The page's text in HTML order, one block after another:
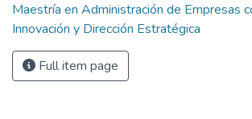
Maestría en Administración de Empresas
Innovación y Dirección Estratégica
Full item page